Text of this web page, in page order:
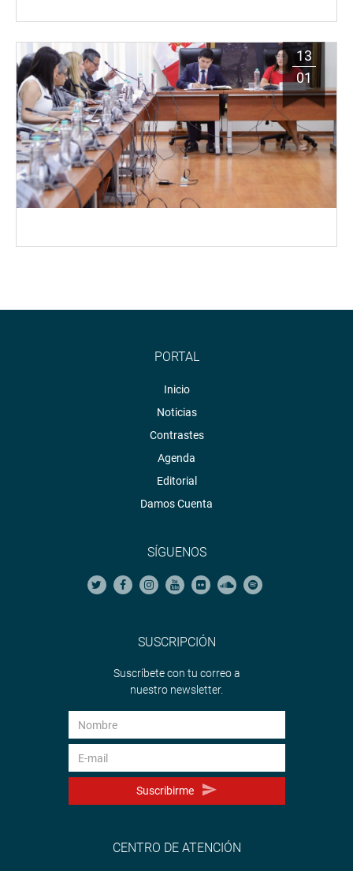
13
01
PORTAL
Inicio
Noticias
Contrastes
Agenda
Editorial
Damos Cuenta
SÍGUENOS
SUSCRIPCIÓN
Suscríbete con tu correo a
nuestro newsletter.
Suscribirme
CENTRO DE ATENCIÓN